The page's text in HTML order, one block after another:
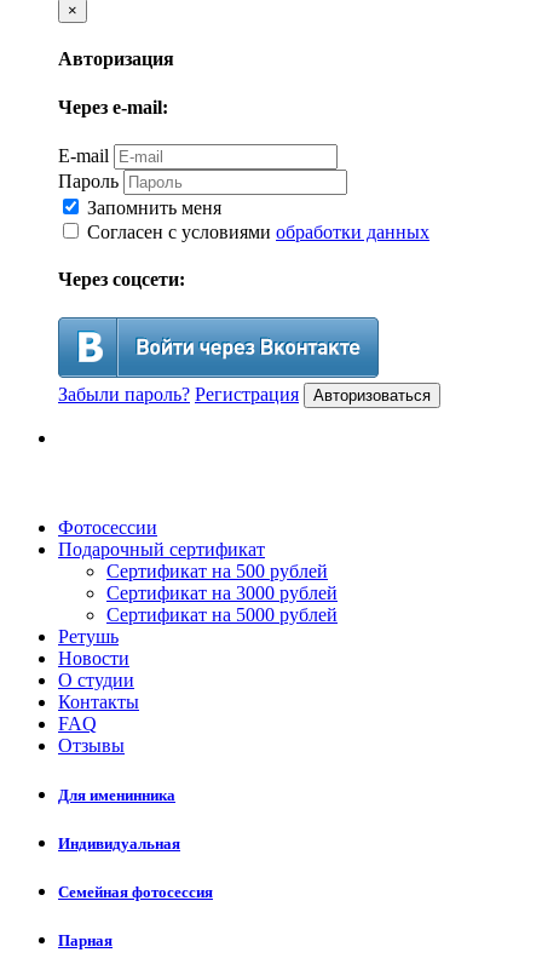
×
Авторизация
Через e-mail:
E-mail
Пароль
Запомнить меня
Согласен с условиями обработки данных
Через соцсети:
Забыли пароль? Регистрация Авторизоваться
Фотосессии
Подарочный сертификат
Сертификат на 500 рублей
Сертификат на 3000 рублей
Сертификат на 5000 рублей
Ретушь
Новости
О студии
Контакты
FAQ
Отзывы
Для именинника
Индивидуальная
Семейная фотосессия
Парная